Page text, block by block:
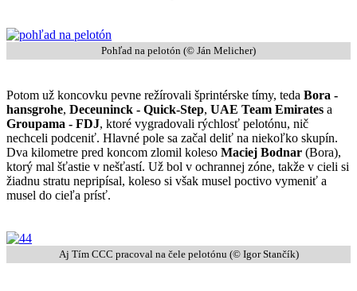
Pohľad na pelotón (© Ján Melicher)
Potom už koncovku pevne režírovali šprintérske tímy, teda Bora -
hansgrohe, Deceuninck - Quick-Step, UAE Team Emirates a
Groupama - FDJ, ktoré vygradovali rýchlosť pelotónu, nič
nechceli podceniť. Hlavné pole sa začal deliť na niekoľko skupín.
Dva kilometre pred koncom zlomil koleso Maciej Bodnar (Bora),
ktorý mal šťastie v nešťastí. Už bol v ochrannej zóne, takže v cieli si
žiadnu stratu nepripísal, koleso si však musel poctivo vymeniť a
musel do cieľa prísť.
Aj Tím CCC pracoval na čele pelotónu (© Igor Stančík)